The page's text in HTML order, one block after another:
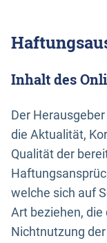
Inhalt des
Der
die Aktualität,
Qualität der
welche sich auf
Art beziehen,
Nichtnutzung